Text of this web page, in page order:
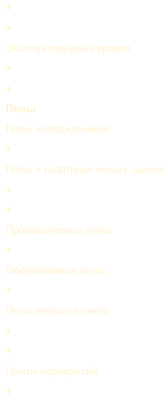
+
+
Эксплуатируемые кровли
+
+
Полы
Полы холодильников
+
Полы в квартирах жилых зданий
+
+
Промышленные полы
+
Обогреваемые полы
+
Полы первых этажей
+
+
Плиты перекрытий
+